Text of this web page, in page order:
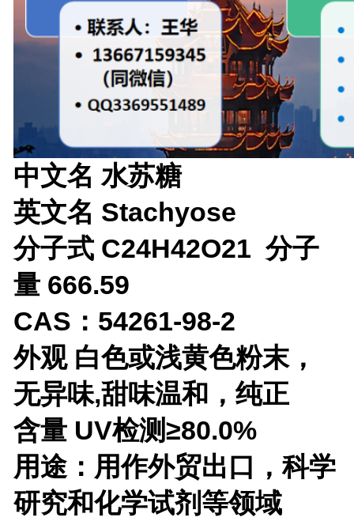
中文名 水苏糖
英文名 Stachyose
分子式 C24H42O21 分子
量 666.59
CAS：54261-98-2
外观 白色或浅黄色粉末，
无异味,甜味温和，纯正
含量 UV检测≥80.0%
用途：用作外贸出口，科学
研究和化学试剂等领域